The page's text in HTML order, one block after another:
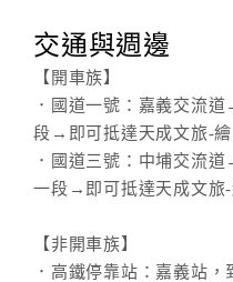
交通與週邊
【開車族】
．國道一號：嘉義交流
段→即可抵達天成文旅-繪
．國道三號：中埔交流
一段→即可抵達天成文旅-
【非開車族】
．高鐵停靠站：嘉義站